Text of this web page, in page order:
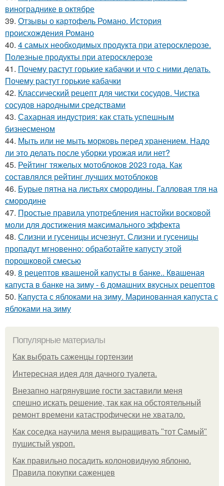
винограднике в октябре
39. Отзывы о картофель Романо. История
происхождения Романо
40. 4 самых необходимых продукта при атеросклерозе.
Полезные продукты при атеросклерозе
41. Почему растут горькие кабачки и что с ними делать.
Почему растут горькие кабачки
42. Классический рецепт для чистки сосудов. Чистка
сосудов народными средствами
43. Сахарная индустрия: как стать успешным
бизнесменом
44. Мыть или не мыть морковь перед хранением. Надо
ли это делать после уборки урожая или нет?
45. Рейтинг тяжелых мотоблоков 2023 года. Как
составлялся рейтинг лучших мотоблоков
46. Бурые пятна на листьях смородины. Галловая тля на
смородине
47. Простые правила употребления настойки восковой
моли для достижения максимального эффекта
48. Слизни и гусеницы исчезнут. Слизни и гусеницы
пропадут мгновенно: обработайте капусту этой
порошковой смесью
49. 8 рецептов квашеной капусты в банке.. Квашеная
капуста в банке на зиму - 6 домашних вкусных рецептов
50. Капуста с яблоками на зиму. Маринованная капуста с
яблоками на зиму
Популярные материалы
Как выбрать саженцы гортензии
Интересная идея для дачного туалета.
Внезапно нагрянувшие гости заставили меня
спешно искать решение, так как на обстоятельный
ремонт времени катастрофически не хватало.
Как соседка научила меня выращивать "тот Самый"
пушистый укроп.
Как правильно посадить колоновидную яблоню.
Правила покупки саженцев